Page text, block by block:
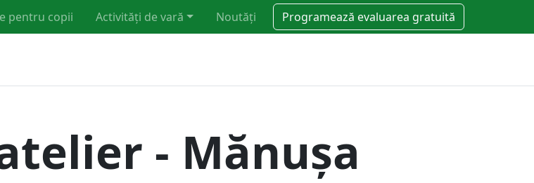
pentru copii Activități de vară Noutăți Programează evaluarea gratuită
- Mănușa